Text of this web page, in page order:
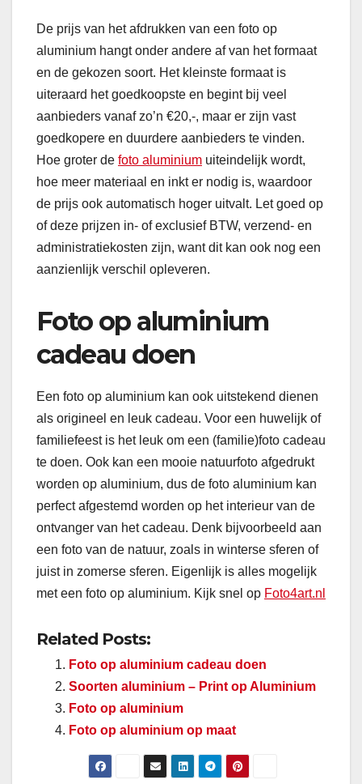
De prijs van het afdrukken van een foto op
aluminium hangt onder andere af van het formaat
en de gekozen soort. Het kleinste formaat is
uiteraard het goedkoopste en begint bij veel
aanbieders vanaf zo’n €20,-, maar er zijn vast
goedkopere en duurdere aanbieders te vinden.
Hoe groter de foto aluminium uiteindelijk wordt,
hoe meer materiaal en inkt er nodig is, waardoor
de prijs ook automatisch hoger uitvalt. Let goed op
of deze prijzen in- of exclusief BTW, verzend- en
administratiekosten zijn, want dit kan ook nog een
aanzienlijk verschil opleveren.
Foto op aluminium
cadeau doen
Een foto op aluminium kan ook uitstekend dienen
als origineel en leuk cadeau. Voor een huwelijk of
familiefeest is het leuk om een (familie)foto cadeau
te doen. Ook kan een mooie natuurfoto afgedrukt
worden op aluminium, dus de foto aluminium kan
perfect afgestemd worden op het interieur van de
ontvanger van het cadeau. Denk bijvoorbeeld aan
een foto van de natuur, zoals in winterse sferen of
juist in zomerse sferen. Eigenlijk is alles mogelijk
met een foto op aluminium. Kijk snel op Foto4art.nl
Related Posts:
Foto op aluminium cadeau doen
Soorten aluminium – Print op Aluminium
Foto op aluminium
Foto op aluminium op maat